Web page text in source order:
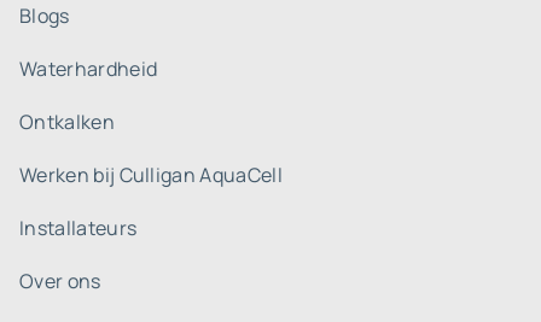
Blogs
Waterhardheid
Ontkalken
Werken bij Culligan AquaCell
Installateurs
Over ons